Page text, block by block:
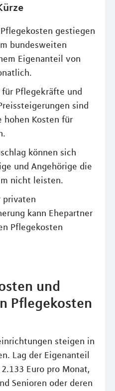
gestiegen
bundesweiten
Eigenanteil von
Pflegekräfte und
sind
hohen Kosten für
können sich
und Angehörige die
nicht leisten.
privaten
kann Ehepartner
Pflegekosten
und
Pflegekosten
steigen in
Lag der Eigenanteil
Euro pro Monat,
Senioren oder deren